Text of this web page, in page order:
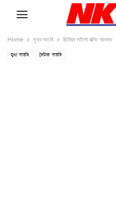
Home মুখ্য বাতৰি ছিনিয়ৰ মহিলা বক্সিং আৰম্ভ
মুখ্য বাতৰি দৈনিক বাতৰি